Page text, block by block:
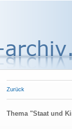
Zurück
Thema "Staat und